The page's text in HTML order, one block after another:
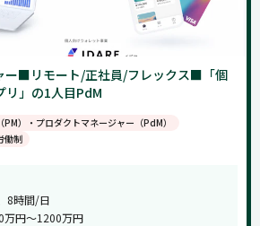
ー■リモート/正社員/フレックス■「個
リ」の1人目PdM
）・プロダクトマネージャー（PdM）
働制
8時間/日
万円～1200万円